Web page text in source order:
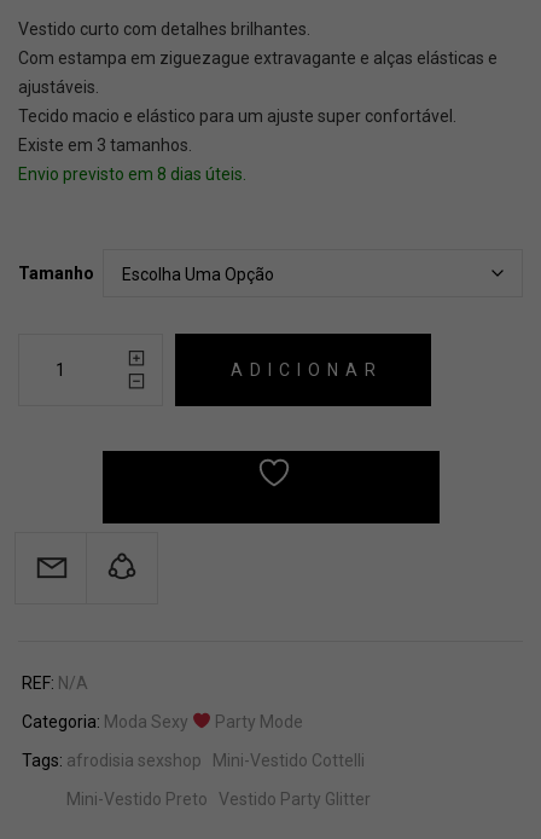
Vestido curto com detalhes brilhantes.
Com estampa em ziguezague extravagante e alças elásticas e
ajustáveis.
Tecido macio e elástico para um ajuste super confortável.
Existe em 3 tamanhos.
Envio previsto em 8 dias úteis.
Tamanho
ADICIONAR
REF: N/A
Categoria: Moda Sexy
Party Mode
Tags: afrodisia sexshop
Mini-Vestido Cottelli
Mini-Vestido Preto
Vestido Party Glitter